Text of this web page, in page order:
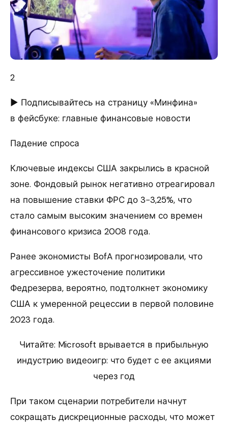
2
► Подписывайтесь на страницу «Минфина»
в фейсбуке: главные финансовые новости
Падение спроса
Ключевые индексы США закрылись в красной
зоне. Фондовый рынок негативно отреагировал
на повышение ставки ФРС до 3−3,25%, что
стало самым высоким значением со времен
финансового кризиса 2008 года.
Ранее экономисты BofA прогнозировали, что
агрессивное ужесточение политики
Федрезерва, вероятно, подтолкнет экономику
США к умеренной рецессии в первой половине
2023 года.
Читайте: Microsoft врывается в прибыльную
индустрию видеоигр: что будет с ее акциями
через год
При таком сценарии потребители начнут
сокращать дискреционные расходы, что может